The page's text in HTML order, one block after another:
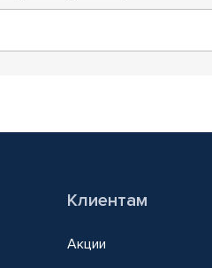
Клиентам
Акции